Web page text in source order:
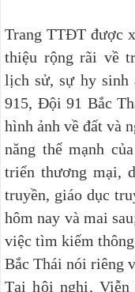
Trang TTĐT được
thiệu rộng rãi về
lịch sử, sự hy sinh
915, Đội 91 Bắc
hình ảnh về đất và
năng thế mạnh
triển thương mại,
truyền, giáo dục
hôm nay và mai
việc tìm kiếm
Bắc Thái nói riêng
Tại hội nghị, Viễn